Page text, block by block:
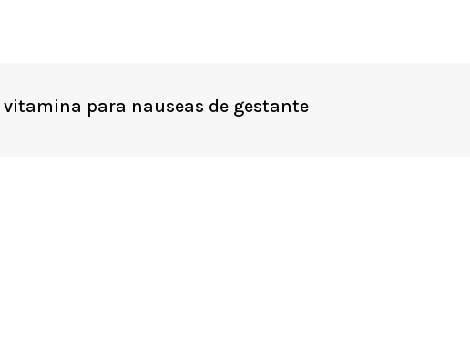
vitamina para nauseas de gestante